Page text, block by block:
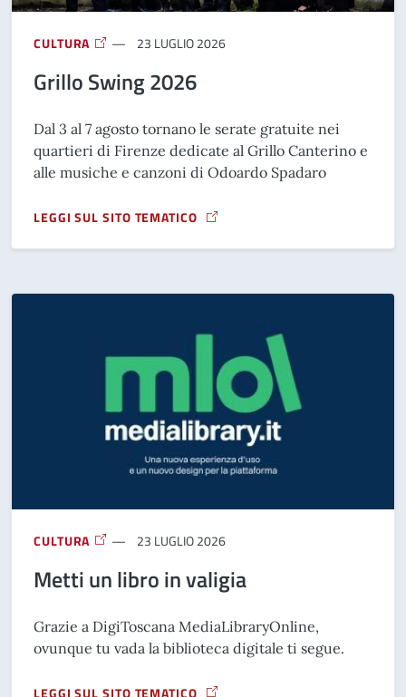
CULTURA 23 LUGLIO 2026
Grillo Swing 2026
Dal 3 al 7 agosto tornano le serate gratuite nei
quartieri di Firenze dedicate al Grillo Canterino e
alle musiche e canzoni di Odoardo Spadaro
LEGGI SUL SITO TEMATICO
A PROPOSITO DI GRILLO SWING 2026
CULTURA 23 LUGLIO 2026
Metti un libro in valigia
Grazie a DigiToscana MediaLibraryOnline,
ovunque tu vada la biblioteca digitale ti segue.
LEGGI SUL SITO TEMATICO